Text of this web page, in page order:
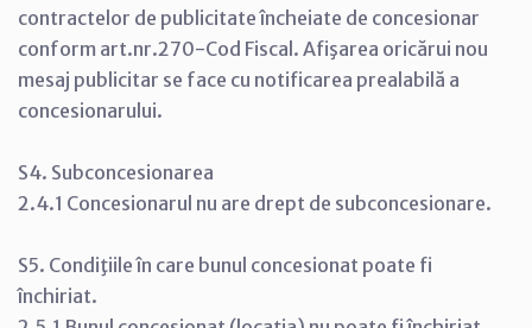
contractelor de publicitate încheiate de concesionar
conform art.nr.270-Cod Fiscal. Afişarea oricărui nou
mesaj publicitar se face cu notificarea prealabilă a
concesionarului.
S4. Subconcesionarea
2.4.1 Concesionarul nu are drept de subconcesionare.
S5. Condiţiile în care bunul concesionat poate fi
închiriat.